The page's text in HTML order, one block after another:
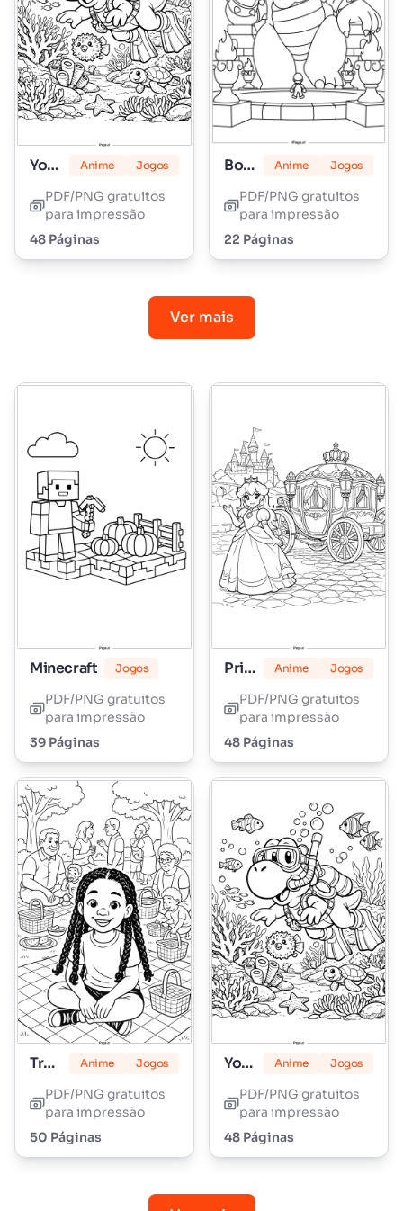
Yoshi Anime Jogos
PDF/PNG gratuitos
para impressão
48 Páginas
Bowser Anime Jogos
PDF/PNG gratuitos
para impressão
22 Páginas
Ver mais
Minecraft Jogos
PDF/PNG gratuitos
para impressão
39 Páginas
Princesa Peach Anime Jogos
PDF/PNG gratuitos
para impressão
48 Páginas
Tranças Lily Love Anime Jogos
PDF/PNG gratuitos
para impressão
50 Páginas
Yoshi Anime Jogos
PDF/PNG gratuitos
para impressão
48 Páginas